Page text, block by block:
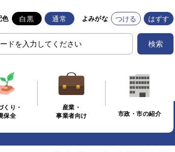
色 白黒 通常 よみがな つける はずす
検索
くり・
保全
産業・
事業者向け
市政・市の紹介